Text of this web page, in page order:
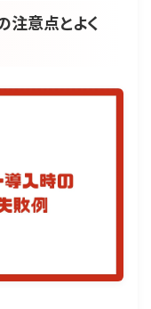
注意点とよく